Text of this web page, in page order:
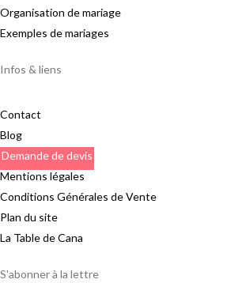
Organisation de mariage
Exemples de mariages
Infos & liens
Contact
Blog
Demande de devis
Mentions légales
Conditions Générales de Vente
Plan du site
La Table de Cana
S'abonner à la lettre